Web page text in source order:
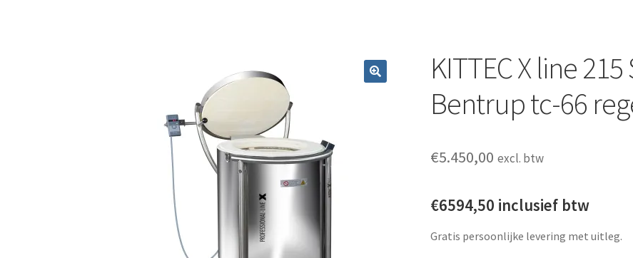
KITTEC X line
Bentrup tc-66
€5.450,00 excl. btw
€6594,50 inclusief btw
Gratis persoonlijke levering met uitleg.